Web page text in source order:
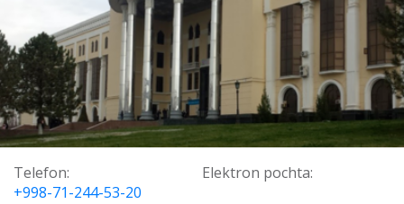
Telefon:
+998-71-244-53-20
Elektron pochta: